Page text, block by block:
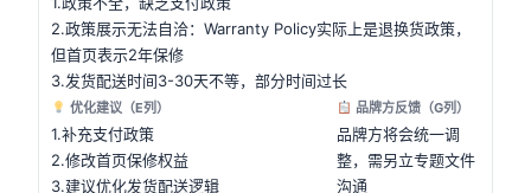
2.政策展示无法自洽：Warranty Policy实际上是退换货政策，
但首页表示2年保修
3.发货配送时间3-30天不等，部分时间过长
优化建议（E列）
1.补充支付政策
2.修改首页保修权益
3.建议优化发货配送逻辑
品牌方反馈（G列）
品牌方将会统一调
整，需另立专题文件
沟通